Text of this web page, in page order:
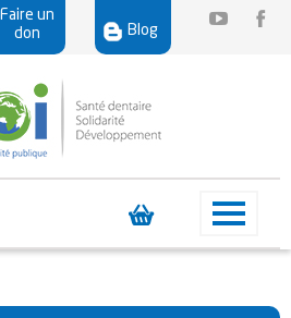
Faire un
don
Blog